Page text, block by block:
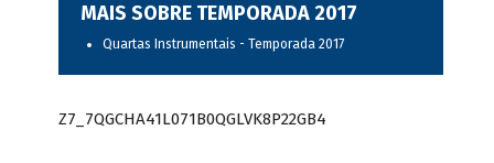
MAIS SOBRE TEMPORADA 2017
Quartas Instrumentais - Temporada 2017
Z7_7QGCHA41L071B0QGLVK8P22GB4